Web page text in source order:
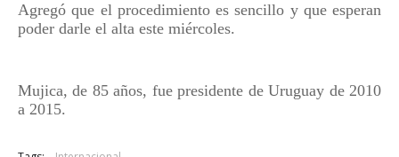
Agregó que el procedimiento es sencillo y que esperan
poder darle el alta este miércoles.
Mujica, de 85 años, fue presidente de Uruguay de 2010
a 2015.